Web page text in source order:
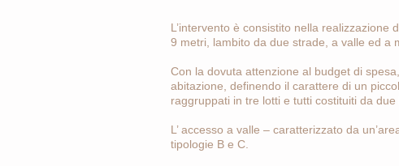
L’intervento è consistito nella
9 metri, lambito da due strade, a valle ed a
Con la dovuta attenzione al budget di
abitazione, definendo il carattere di un
raggruppati in tre lotti e tutti costituiti da
L’ accesso a valle – caratterizzato da
tipologie B e C.